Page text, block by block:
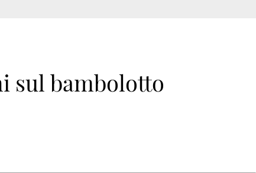
sul bambolotto